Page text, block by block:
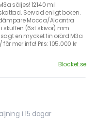
säljes! 12140 mil
Servad enligt boken.
Mocca/Alcantra
(6st skivor) mm.
en mycket fin orörd M3a
mer info! Pris: 105.000 kr
Blocket.se
i 15 dagar